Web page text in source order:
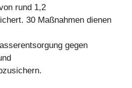
rund 1,2
30 Maßnahmen dienen
gegen